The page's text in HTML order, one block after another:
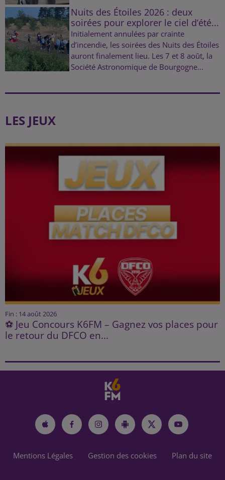
Nuits des Étoiles 2026 : deux
soirées pour explorer le ciel d’été...
Initialement annulées par crainte
d’incendie, les soirées des Nuits des Étoiles
auront finalement lieu. Les 7 et 8 août, la
Société Astronomique de Bourgogne...
LES JEUX
Fin : 14 août 2026
⚽ Jeu Concours K6FM – Gagnez vos places pour
le retour du DFCO en...
Mentions Légales Gestion des cookies Plan du site